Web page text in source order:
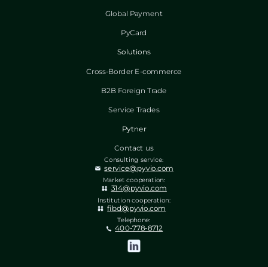
Global Payment
PyCard
Solutions
Cross-Border E-commerce
B2B Foreign Trade
Service Trades
Pytner
Contact us
Consulting service:
service@pyvio.com
Market cooperation:
314@pyvio.com
Institution cooperation:
fibd@pyvio.com
Telephone:
400-778-8712